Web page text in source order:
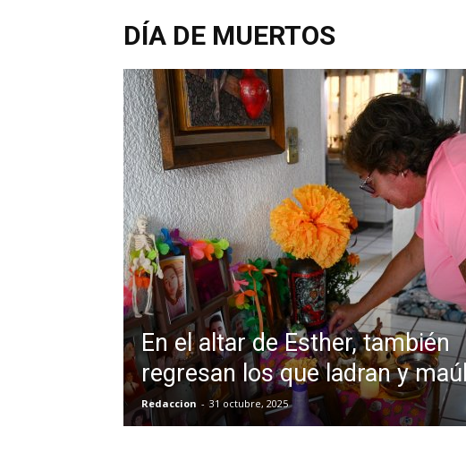
DÍA DE MUERTOS
En el altar de Esther, también
regresan los que ladran y
Redaccion - 31 octubre, 2025